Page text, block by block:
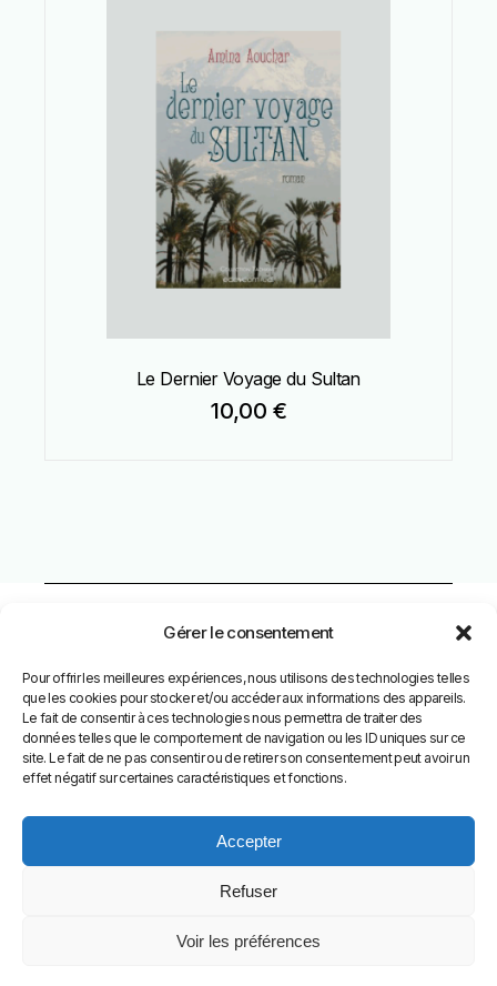
Gérer le consentement
Pour offrir les meilleures expériences, nous utilisons des technologies telles
que les cookies pour stocker et/ou accéder aux informations des appareils.
Le fait de consentir à ces technologies nous permettra de traiter des
données telles que le comportement de navigation ou les ID uniques sur ce
site. Le fait de ne pas consentir ou de retirer son consentement peut avoir un
effet négatif sur certaines caractéristiques et fonctions.
Accepter
Refuser
Voir les préférences
Le Dernier Voyage du Sultan
10,00 €
Facebook
Instagram
mentions légales